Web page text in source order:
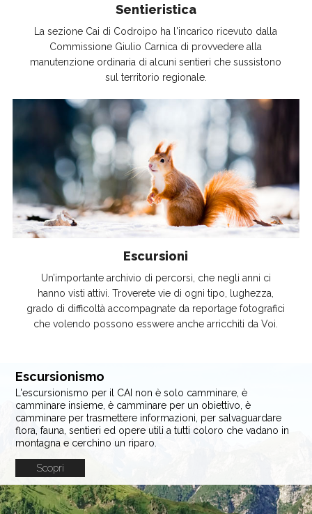
Sentieristica
La sezione Cai di Codroipo ha l'incarico ricevuto dalla
Commissione Giulio Carnica di provvedere alla
manutenzione ordinaria di alcuni sentieri che sussistono
sul territorio regionale.
Escursioni
Un’importante archivio di percorsi, che negli anni ci
hanno visti attivi. Troverete vie di ogni tipo, lughezza,
grado di difficoltà accompagnate da reportage fotografici
che volendo possono esswere anche arricchiti da Voi.
Escursionismo
L'escursionismo per il CAI non è solo camminare, è
camminare insieme, è camminare per un obiettivo, è
camminare per trasmettere informazioni, per salvaguardare
flora, fauna, sentieri ed opere utili a tutti coloro che vadano in
montagna e cerchino un riparo.
Scopri